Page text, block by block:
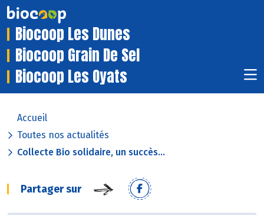
Biocoop Les Dunes
Biocoop Grain De Sel
Biocoop Les Oyats
Accueil
Toutes nos actualités
Collecte Bio solidaire, un succès...
Partager sur